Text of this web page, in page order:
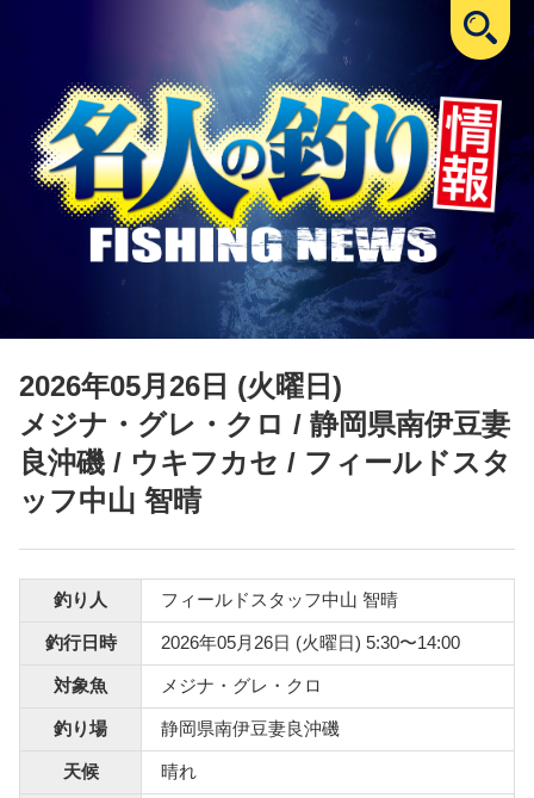
2026年05月26日 (火曜日)
メジナ・グレ・クロ / 静岡県南伊豆妻
良沖磯 / ウキフカセ / フィールドスタ
ッフ中山 智晴
釣り人 フィールドスタッフ中山 智晴
釣行日時 2026年05月26日 (火曜日) 5:30〜14:00
対象魚 メジナ・グレ・クロ
釣り場 静岡県南伊豆妻良沖磯
天候 晴れ